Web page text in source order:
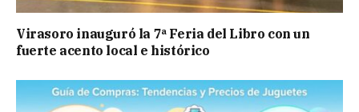
Virasoro inauguró la 7ª Feria del Libro con un
fuerte acento local e histórico